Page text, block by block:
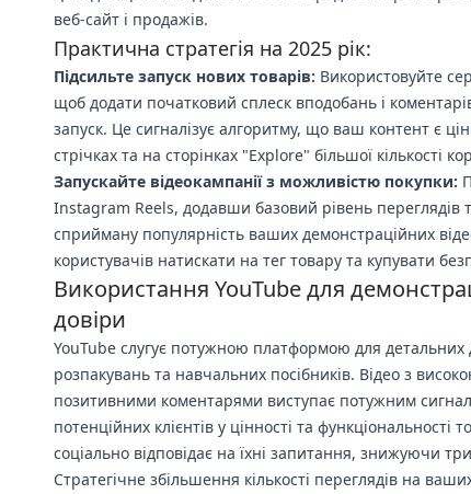
веб-сайт і продажів.
Практична стратегія на 2025 рік:
Підсильте запуск нових товарів: Використовуйте
щоб додати початковий сплеск вподобань і
запуск. Це сигналізує алгоритму, що ваш контент є
стрічках та на сторінках "Explore" більшої кількості
Запускайте відеокампанії з можливістю покупки:
Instagram Reels, додавши базовий рівень переглядів
сприйману популярність ваших демонстраційних
користувачів натискати на тег товару та купувати
Використання YouTube для
довіри
YouTube слугує потужною платформою для детальних
розпакувань та навчальних посібників. Відео з
позитивними коментарями виступає потужним
потенційних клієнтів у цінності та функціональності
соціально відповідає на їхні запитання, знижуючи
Стратегічне збільшення кількості переглядів на